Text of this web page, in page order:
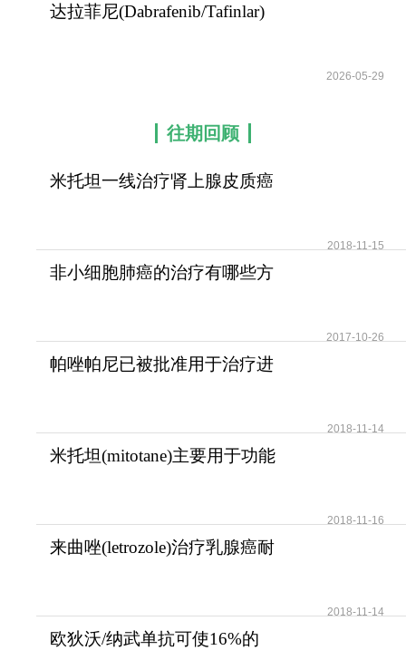
达拉菲尼(Dabrafenib/Tafinlar)
2026-05-29
往期回顾
米托坦一线治疗肾上腺皮质癌
2018-11-15
非小细胞肺癌的治疗有哪些方
2017-10-26
帕唑帕尼已被批准用于治疗进
2018-11-14
米托坦(mitotane)主要用于功能
2018-11-16
来曲唑(letrozole)治疗乳腺癌耐
2018-11-14
欧狄沃/纳武单抗可使16%的